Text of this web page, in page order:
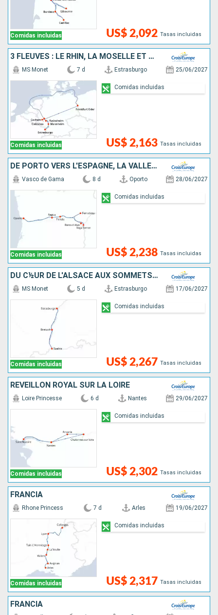
Comidas incluidas US$ 2,092 Tasas incluidas
3 FLEUVES : LE RHIN, LA MOSELLE ET LE MAIN
Comidas incluidas
MS Monet 7 d Estrasburgo 25/06/2027
US$ 2,163 Tasas incluidas
Comidas incluidas
DE PORTO VERS L'ESPAGNE, LA VALLÉE DU DOURO (PORTUGAL) ET SALAMANQUE (ESPAGNE)
Comidas incluidas
Vasco de Gama 8 d Oporto 28/06/2027
US$ 2,238 Tasas incluidas
Comidas incluidas
DU C½UR DE L'ALSACE AUX SOMMETS DES ALPES SUISSES
Comidas incluidas
MS Monet 5 d Estrasburgo 17/06/2027
US$ 2,267 Tasas incluidas
Comidas incluidas
RÉVEILLON ROYAL SUR LA LOIRE
Comidas incluidas
Loire Princesse 6 d Nantes 29/06/2027
US$ 2,302 Tasas incluidas
Comidas incluidas
FRANCIA
Comidas incluidas
Rhone Princess 7 d Arles 19/06/2027
US$ 2,317 Tasas incluidas
Comidas incluidas
FRANCIA